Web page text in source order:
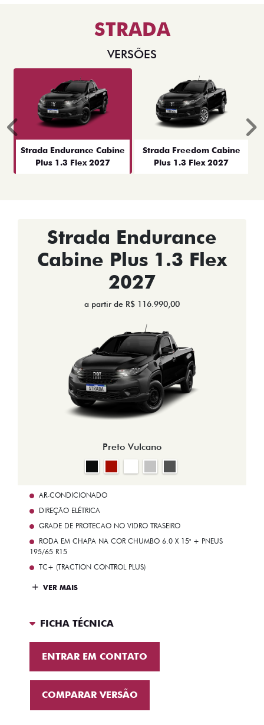
STRADA
VERSÕES
Strada Endurance Cabine
Plus 1.3 Flex 2027
Strada Freedom Cabine
Plus 1.3 Flex 2027
Anterior
Strada Endurance
Cabine Plus 1.3 Flex
2027
a partir de R$ 116.990,00
Preto Vulcano
AR-CONDICIONADO
DIREÇÃO ELÉTRICA
GRADE DE PROTECAO NO VIDRO TRASEIRO
RODA EM CHAPA NA COR CHUMBO 6.0 X 15" + PNEUS
195/65 R15
TC+ (TRACTION CONTROL PLUS)
VER MAIS
FICHA TÉCNICA
ENTRAR EM CONTATO
COMPARAR VERSÃO